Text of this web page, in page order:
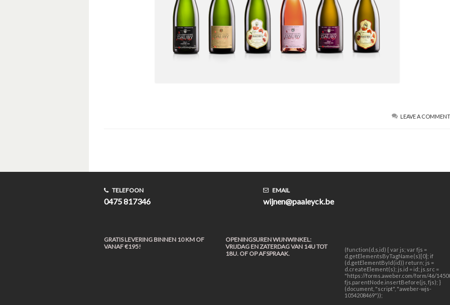
LEAVE A COMMENT
TELEFOON
0475 817346
EMAIL
wijnen@paaleyck.be
GRATIS LEVERING BINNEN 10 KM OF
VANAF €195!
OPENINGSUREN WIJNWINKEL:
VRIJDAG EN ZATERDAG VAN 14U TOT
18U. OF OP AFSPRAAK.
(function(d,s,id) { var js; var fjs =
d.getElementsByTagName(s)[0]; if
(d.getElementById(id)) return; js =
d.createElement(s); js.id = id; js.src =
"https://forms.aweber.com/form/46/
fjs.parentNode.insertBefore(js, fjs); }
(document, "script", "aweber-wjs-
1054208469"));